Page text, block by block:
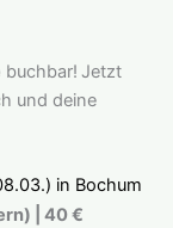
buchbar! Jetzt
und deine
in Bochum
| 40 €